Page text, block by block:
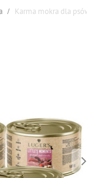
Karma mokra dla psów